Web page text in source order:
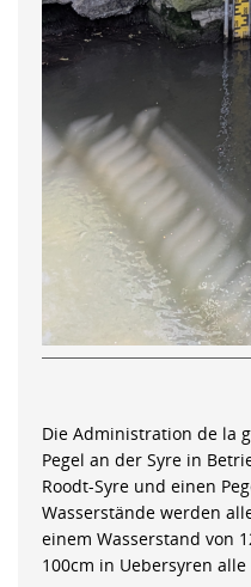
Die Administration de la
Pegel an der Syre in
Roodt-Syre und einen
Wasserstände werden
einem Wasserstand von
100cm in Uebersyren